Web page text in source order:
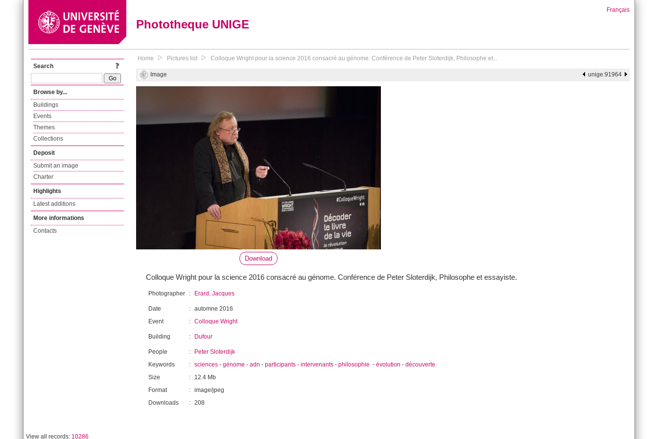
Phototheque UNIGE
Français
Search
Browse by...
Buildings
Events
Themes
Collections
Deposit
Submit an image
Charter
Highlights
Latest additions
More informations
Contacts
Home Pictures list Colloque Wright pour la science 2016 consacré au génome. Conférence de Peter Sloterdijk, Philosophe et...
Image unige:91964
Download
Colloque Wright pour la science 2016 consacré au génome. Conférence de Peter Sloterdijk, Philosophe et essayiste.
Photographer : Erard, Jacques
Date : automne 2016
Event
: Colloque Wright
Building : Dufour
People :
Peter Sloterdijk
Keywords
: sciences - génome - adn - participants - intervenants - philosophie - évolution - découverte
Size
:
12.4 Mb
Format
: image/jpeg
Downloads
: 208
View all records: 10286